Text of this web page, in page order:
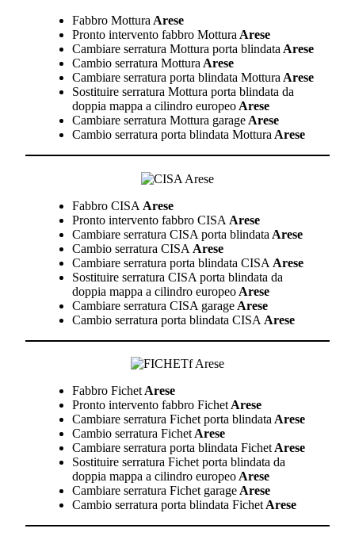
Fabbro Mottura Arese
Pronto intervento fabbro Mottura Arese
Cambiare serratura Mottura porta blindata Arese
Cambio serratura Mottura Arese
Cambiare serratura porta blindata Mottura Arese
Sostituire serratura Mottura porta blindata da
doppia mappa a cilindro europeo Arese
Cambiare serratura Mottura garage Arese
Cambio serratura porta blindata Mottura Arese
Fabbro CISA Arese
Pronto intervento fabbro CISA Arese
Cambiare serratura CISA porta blindata Arese
Cambio serratura CISA Arese
Cambiare serratura porta blindata CISA Arese
Sostituire serratura CISA porta blindata da
doppia mappa a cilindro europeo Arese
Cambiare serratura CISA garage Arese
Cambio serratura porta blindata CISA Arese
Fabbro Fichet Arese
Pronto intervento fabbro Fichet Arese
Cambiare serratura Fichet porta blindata Arese
Cambio serratura Fichet Arese
Cambiare serratura porta blindata Fichet Arese
Sostituire serratura Fichet porta blindata da
doppia mappa a cilindro europeo Arese
Cambiare serratura Fichet garage Arese
Cambio serratura porta blindata Fichet Arese